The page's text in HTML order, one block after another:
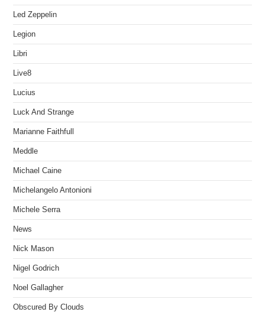
Led Zeppelin
Legion
Libri
Live8
Lucius
Luck And Strange
Marianne Faithfull
Meddle
Michael Caine
Michelangelo Antonioni
Michele Serra
News
Nick Mason
Nigel Godrich
Noel Gallagher
Obscured By Clouds